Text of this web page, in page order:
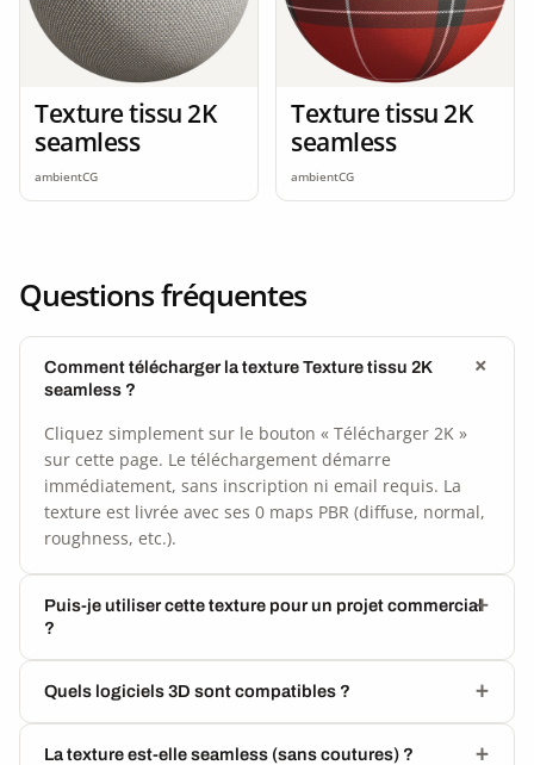
Texture tissu 2K
seamless
ambientCG
Texture tissu 2K
seamless
ambientCG
Questions fréquentes
Comment télécharger la texture Texture tissu 2K
seamless ?
Cliquez simplement sur le bouton « Télécharger 2K »
sur cette page. Le téléchargement démarre
immédiatement, sans inscription ni email requis. La
texture est livrée avec ses 0 maps PBR (diffuse, normal,
roughness, etc.).
Puis-je utiliser cette texture pour un projet commercial
?
Quels logiciels 3D sont compatibles ?
La texture est-elle seamless (sans coutures) ?